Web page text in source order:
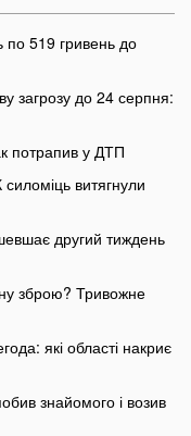
по 519 гривень до
загрозу до 24 серпня:
потрапив у ДТП
витягнули
другий тиждень
зброю? Тривожне
які області накриє
знайомого і возив